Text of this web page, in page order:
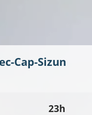
Cap-Sizun
23h